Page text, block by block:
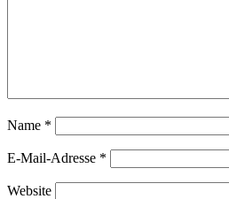
Name *
E-Mail-Adresse *
Website